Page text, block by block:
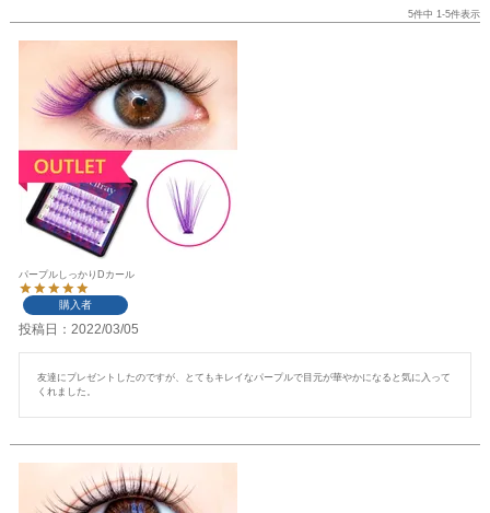
5件中 1-5件表示
パープルしっかりDカール
購入者
投稿日 2022/03/05
友達にプレゼントしたのですが、とてもキレイなパープルで目元が華やかになると気に入って
くれました。